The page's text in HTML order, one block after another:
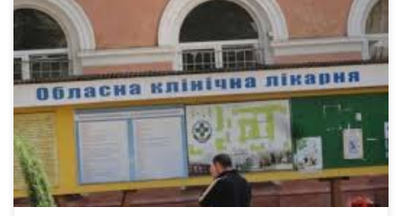
Про перехід до приватних рук соляних шахт обласної лікарні
повідомив редакції їхній фундатор Валерій ІВАНОВ, який 34
роки тому створив цей лікувальний комплекс власним коштом,
врятувавши цим життя власної дружини, а ще життя багатьох
інших буковинців – дорослих і дітей. Утім, з державного у
приватне за останні 28 років […]